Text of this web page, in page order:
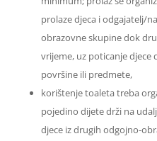
prolaze djeca i odgajatelj/
obrazovne skupine dok
vrijeme, uz poticanje djece
površine ili predmete,
korištenje toaleta treba
pojedino dijete drži na
djece iz drugih odgojno-